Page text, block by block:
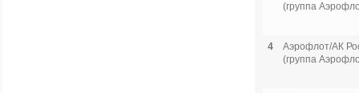
(группа
4
Аэрофлот/АК
(группа